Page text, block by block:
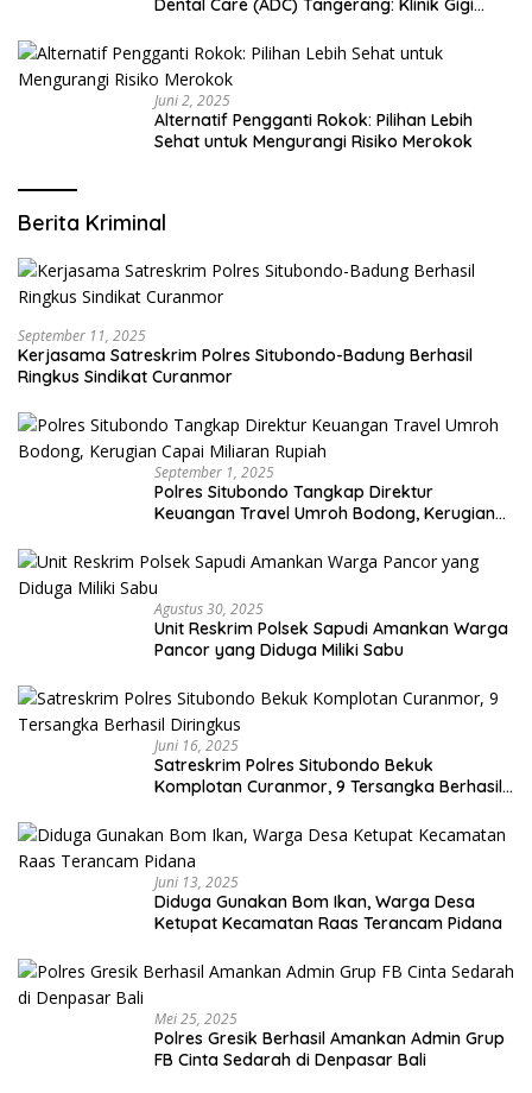
Dental Care (ADC) Tangerang: Klinik Gigi
Juni 2, 2025
Alternatif Pengganti Rokok: Pilihan Lebih
Sehat untuk Mengurangi Risiko Merokok
Berita Kriminal
September 11, 2025
Kerjasama Satreskrim Polres Situbondo-Badung Berhasil
Ringkus Sindikat Curanmor
September 1, 2025
Polres Situbondo Tangkap Direktur
Keuangan Travel Umroh Bodong, Kerugian
Agustus 30, 2025
Unit Reskrim Polsek Sapudi Amankan Warga
Pancor yang Diduga Miliki Sabu
Juni 16, 2025
Satreskrim Polres Situbondo Bekuk
Komplotan Curanmor, 9 Tersangka Berhasil
Juni 13, 2025
Diduga Gunakan Bom Ikan, Warga Desa
Ketupat Kecamatan Raas Terancam Pidana
Mei 25, 2025
Polres Gresik Berhasil Amankan Admin Grup
FB Cinta Sedarah di Denpasar Bali